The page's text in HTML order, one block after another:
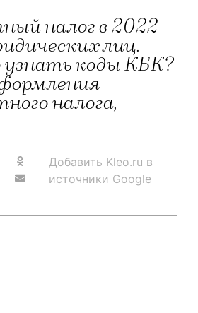
налог в 2022
лиц.
коды КБК?
налога,
Добавить Kleo.ru в
источники Google